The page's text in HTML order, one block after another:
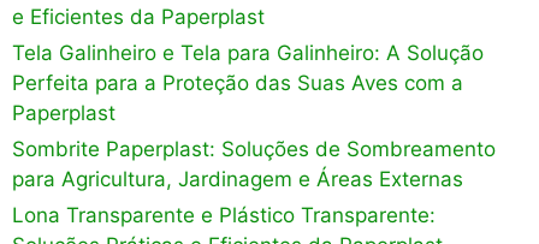
e Eficientes da Paperplast
Tela Galinheiro e Tela para Galinheiro: A Solução
Perfeita para a Proteção das Suas Aves com a
Paperplast
Sombrite Paperplast: Soluções de Sombreamento
para Agricultura, Jardinagem e Áreas Externas
Lona Transparente e Plástico Transparente: